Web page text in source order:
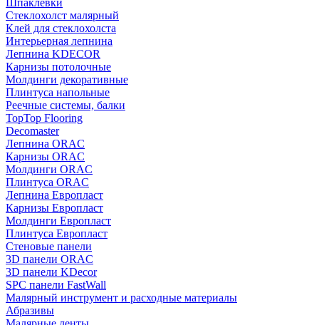
Шпаклевки
Стеклохолст малярный
Клей для стеклохолста
Интерьерная лепнина
Лепнина KDECOR
Карнизы потолочные
Молдинги декоративные
Плинтуса напольные
Реечные системы, балки
TopTop Flooring
Decomaster
Лепнина ORAC
Карнизы ORAC
Молдинги ORAC
Плинтуса ORAC
Лепнина Европласт
Карнизы Европласт
Молдинги Европласт
Плинтуса Европласт
Стеновые панели
3D панели ORAC
3D панели KDecor
SPC панели FastWall
Малярный инструмент и расходные материалы
Абразивы